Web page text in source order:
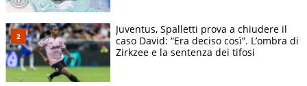
Juventus, Spalletti prova a chiudere il
caso David: “Era deciso così”. L’ombra di
Zirkzee e la sentenza dei tifosi